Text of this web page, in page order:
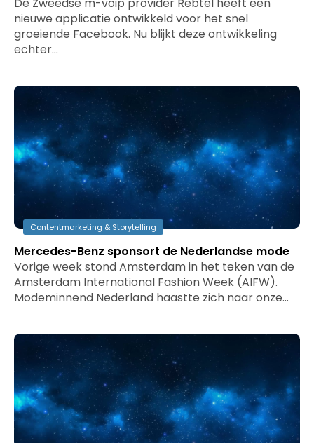
nieuwe applicatie ontwikkeld voor het snel
groeiende Facebook. Nu blijkt deze ontwikkeling
echter…
Contentmarketing & Storytelling
Mercedes-Benz sponsort de Nederlandse mode
Vorige week stond Amsterdam in het teken van de
Amsterdam International Fashion Week (AIFW).
Modeminnend Nederland haastte zich naar onze…